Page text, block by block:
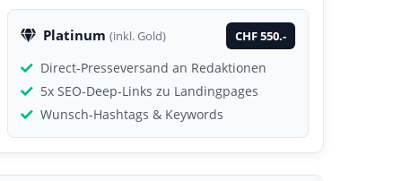
Platinum (inkl. Gold) CHF 550.-
Direct-Presseversand an Redaktionen
5x SEO-Deep-Links zu Landingpages
Wunsch-Hashtags & Keywords